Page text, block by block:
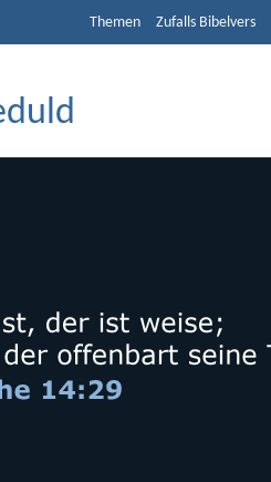
Themen Zufalls Bibelvers